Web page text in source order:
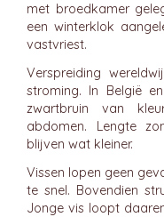
met broedkamer
een winterklok
vastvriest.
Verspreiding
stroming. In België
zwartbruin van
abdomen. Lengte
blijven wat kleiner.
Vissen lopen geen
te snel. Bovendien
Jonge vis loopt